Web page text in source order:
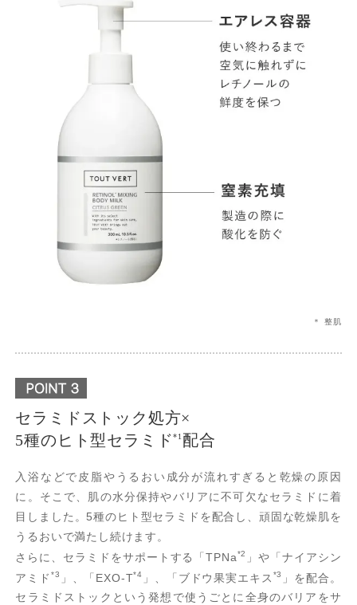
＊ 整肌
セラミドストック処方×
5種のヒト型セラミド*1配合
入浴などで皮脂やうるおい成分が流れすぎると乾燥の原因
に。そこで、肌の水分保持やバリアに不可欠なセラミドに着
目しました。5種のヒト型セラミドを配合し、頑固な乾燥肌を
うるおいで満たし続けます。
さらに、セラミドをサポートする「TPNa*2
」や「ナイアシン
アミド *3 」、「EXO-T*4 」、「ブドウ果実エキス *3
」を配合。
セラミドストックという発想で使うごとに全身のバリアをサ